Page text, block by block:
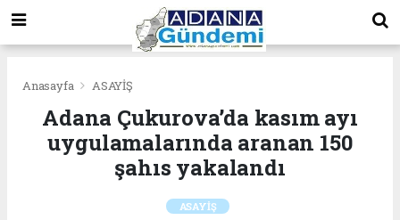
Anasayfa ASAYİŞ
Adana Çukurova’da kasım ayı
uygulamalarında aranan 150
şahıs yakalandı
ASAYİŞ